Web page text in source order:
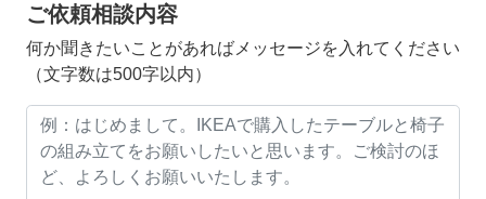
ご依頼相談内容
何か聞きたいことがあればメッセージを入れてください
（文字数は500字以内）